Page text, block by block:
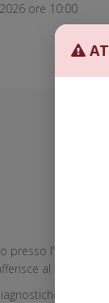
ore 10:00
l'Ospedale
al